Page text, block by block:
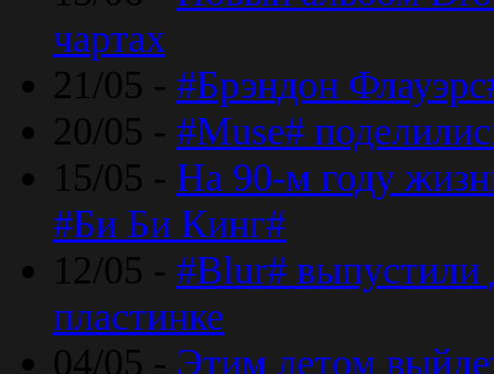
чартах
21/05 - #Брэндон
20/05 - #Muse#
15/05 - На 90-м году
#Би Би Кинг#
12/05 - #Blur# выпустили
пластинке
04/05 - Этим летом